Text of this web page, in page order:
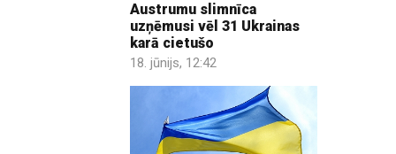
Austrumu slimnīca
uzņēmusi vēl 31 Ukrainas
karā cietušo
18. jūnijs, 12:42